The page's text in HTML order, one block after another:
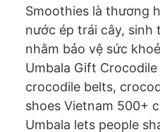
Smoothies là thương
nước ép trái cây, sinh
nhằm bảo vệ sức
Umbala Gift
crocodile belts,
shoes Vietnam 500+
Umbala lets people